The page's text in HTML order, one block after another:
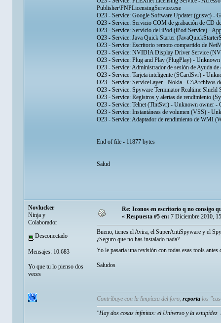
Publisher\FNPLicensingService.exe
O23 - Service: Google Software Updater (gusvc) -
O23 - Service: Servicio COM de grabación de CD
O23 - Service: Servicio del iPod (iPod Service) -
O23 - Service: Java Quick Starter
O23 - Service: Escritorio remoto compartido de
O23 - Service: NVIDIA Display Driver Service
O23 - Service: Plug and Play (PlugPlay) -
O23 - Service: Administrador de sesión de Ayuda
O23 - Service: Tarjeta inteligente (SCardSvr) -
O23 - Service: ServiceLayer - Nokia - C:\Archivos
O23 - Service: Spyware Terminator Realtime
O23 - Service: Registros y alertas de rendimiento
O23 - Service: Telnet (TlntSvr) - Unknown owner -
O23 - Service: Instantáneas de volumen (VSS) -
O23 - Service: Adaptador de rendimiento de WMI
--
End of file - 11877 bytes
Salud
Novlucker
Ninja y
Colaborador
Desconectado
Mensajes: 10.683
Yo que tu lo pienso dos
veces
Re: Iconos en escritorio q no consigo
« Respuesta #5 en: 7 Diciembre 2010,
Bueno, tienes el Avira, el SuperAntiSpyware y el
¿Seguro que no has instalado nada?
Yo le pasaría una revisión con todas esas tools antes
Saludos
Contribuye con la limpieza del foro, reporta los
"Hay dos cosas infinitas: el Universo y la